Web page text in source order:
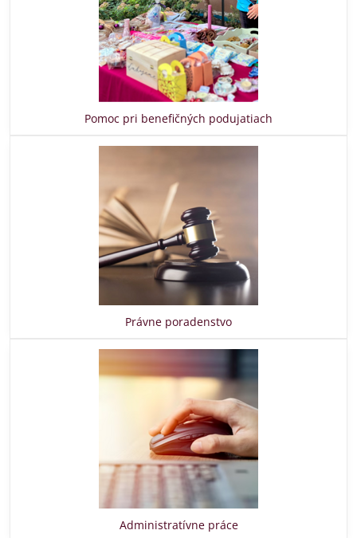
Pomoc pri benefičných podujatiach
Právne poradenstvo
Administratívne práce